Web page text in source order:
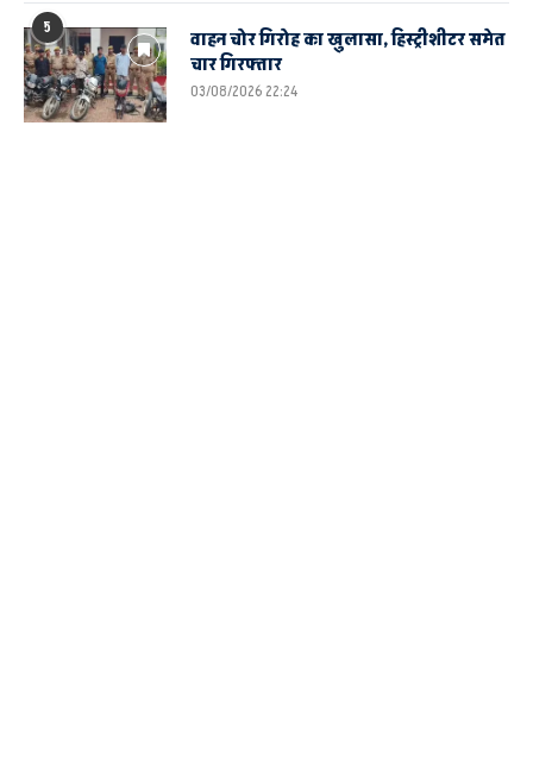
5
वाहन चोर गिरोह का खुलासा, हिस्ट्रीशीटर समेत
चार गिरफ्तार
03/08/2026 22:24